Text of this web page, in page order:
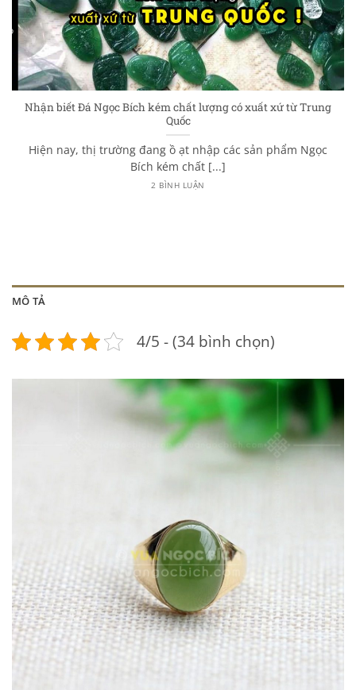
Nhận biết Đá Ngọc Bích kém chất lượng có xuất xứ từ Trung
Quốc
Hiện nay, thị trường đang ồ ạt nhập các sản phẩm Ngọc
Bích kém chất [...]
2 BÌNH LUẬN
MÔ TẢ
4/5 - (34 bình chọn)